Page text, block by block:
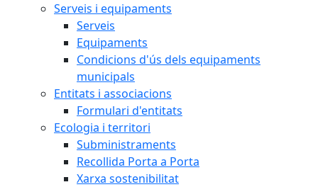
Serveis i equipaments
Serveis
Equipaments
Condicions d'ús dels equipaments
municipals
Entitats i associacions
Formulari d'entitats
Ecologia i territori
Subministraments
Recollida Porta a Porta
Xarxa sostenibilitat